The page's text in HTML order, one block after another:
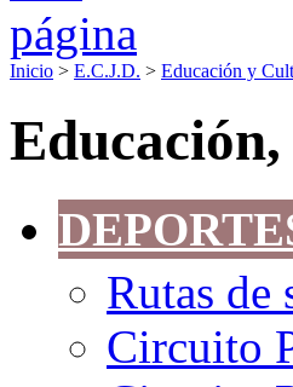
Inicio > E.C.J.D. > Educación y
Rutas de
Circuito